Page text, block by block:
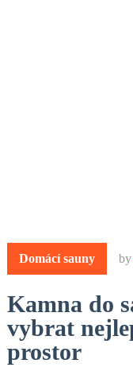
Domácí sauny by
Kamna do
vybrat
prostor